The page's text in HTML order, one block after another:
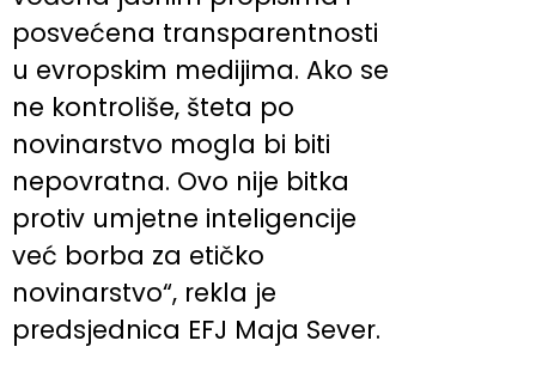
posvećena transparentnosti
u evropskim medijima. Ako se
ne kontroliše, šteta po
novinarstvo mogla bi biti
nepovratna. Ovo nije bitka
protiv umjetne inteligencije
već borba za etičko
novinarstvo“, rekla je
predsjednica EFJ Maja Sever.